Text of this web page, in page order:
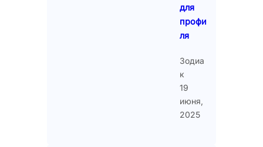
для
профи
ля
Зодиа
к
19
июня,
2025